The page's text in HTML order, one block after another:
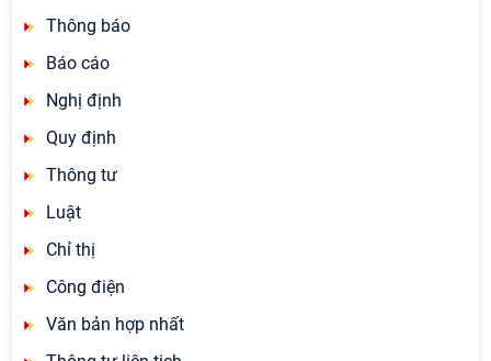
Thông báo
Báo cáo
Nghị định
Quy định
Thông tư
Luật
Chỉ thị
Công điện
Văn bản hợp nhất